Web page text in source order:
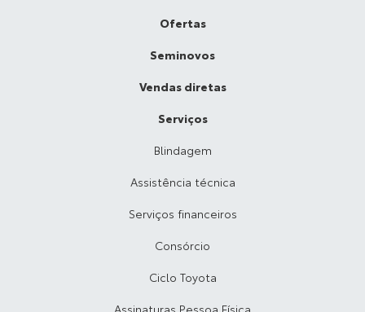
Ofertas
Seminovos
Vendas diretas
Serviços
Blindagem
Assistência técnica
Serviços financeiros
Consórcio
Ciclo Toyota
Assinaturas Pessoa Física